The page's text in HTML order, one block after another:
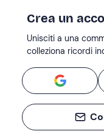
Crea un
Unisciti a una
colleziona ricordi